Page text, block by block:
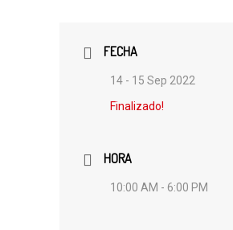
FECHA
14 - 15 Sep 2022
Finalizado!
HORA
10:00 AM - 6:00 PM